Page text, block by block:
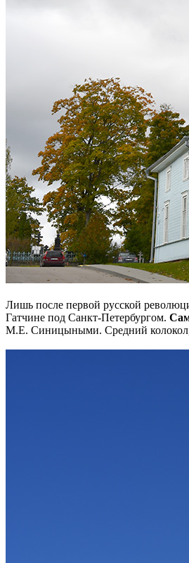
Лишь после первой русской
Гатчине под Санкт-Петербургом.
М.Е. Синицыными. Средний колокол,